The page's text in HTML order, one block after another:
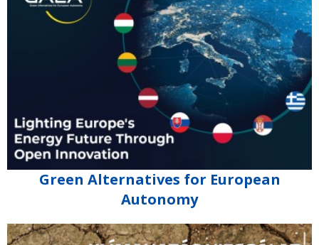
Green Alternatives for European
Autonomy